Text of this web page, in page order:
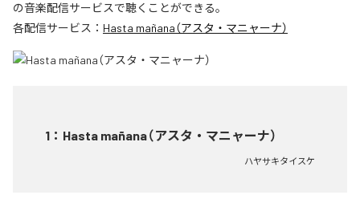
の音楽配信サービスで聴くことができる。
各配信サービス： Hasta mañana（アスタ・マニャーナ）
1 ： Hasta mañana（アスタ・マニャーナ）
ハヤサキタイスケ